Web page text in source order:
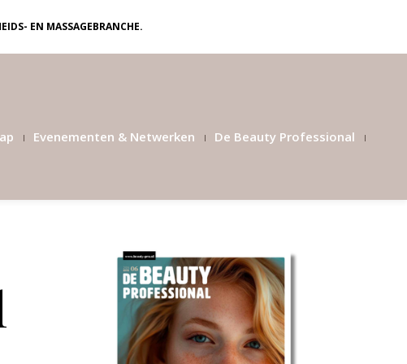
EN MASSAGEBRANCHE.
Evenementen & Netwerken De Beauty Professional